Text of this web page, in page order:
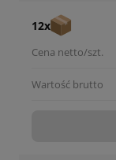
12x